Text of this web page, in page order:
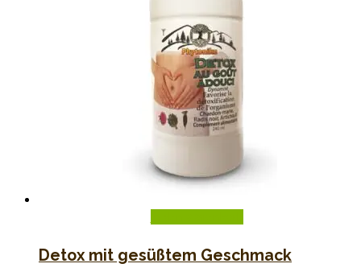
Detox mit gesüßtem Geschmack